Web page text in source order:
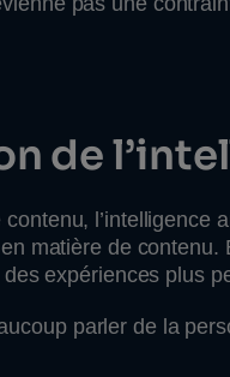
de
l’intelligence
matière de
expériences plus
parler de la